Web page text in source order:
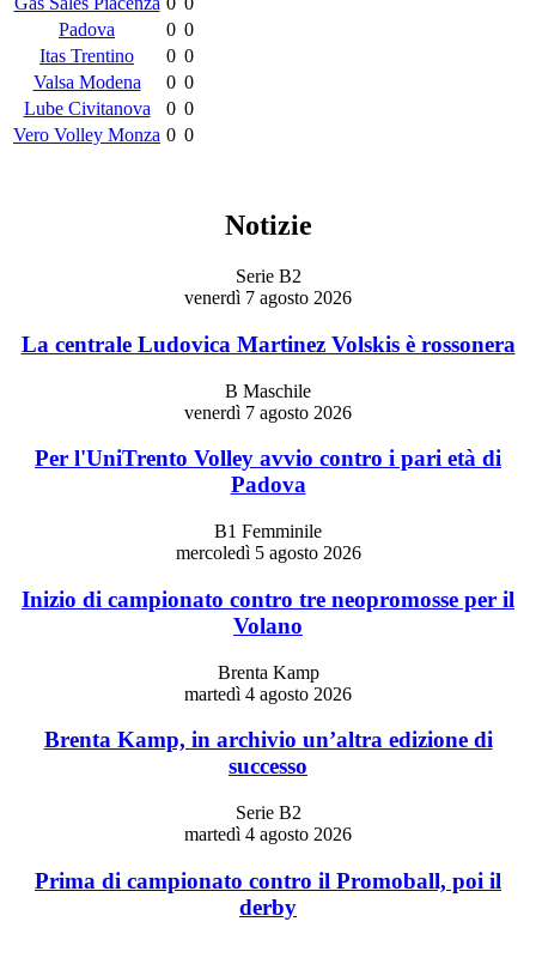
Padova
0 0
Itas Trentino
0 0
Valsa Modena
0 0
Lube Civitanova
0 0
Vero Volley Monza 0 0
Notizie
Serie B2
venerdì 7 agosto 2026
La centrale Ludovica Martinez Volskis è rossonera
B Maschile
venerdì 7 agosto 2026
Per l'UniTrento Volley avvio contro i pari età di
Padova
B1 Femminile
mercoledì 5 agosto 2026
Inizio di campionato contro tre neopromosse per il
Volano
Brenta Kamp
martedì 4 agosto 2026
Brenta Kamp, in archivio un’altra edizione di
successo
Serie B2
martedì 4 agosto 2026
Prima di campionato contro il Promoball, poi il
derby